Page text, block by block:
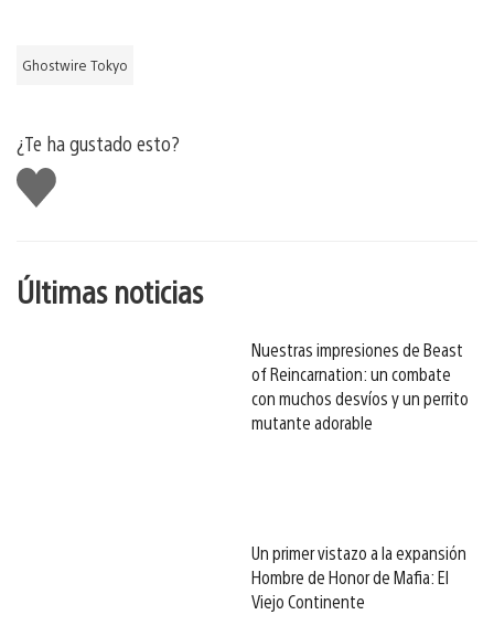
Ghostwire Tokyo
¿Te ha gustado esto?
Me
gusta
esto
Últimas noticias
Nuestras impresiones de Beast
of Reincarnation: un combate
con muchos desvíos y un perrito
mutante adorable
Un primer vistazo a la expansión
Hombre de Honor de Mafia: El
Viejo Continente